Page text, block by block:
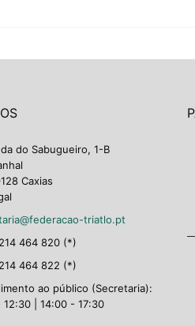
do Sabugueiro, 1-B
Caxias
triatlo.pt
464 820 (*)
464 822 (*)
ao público (Secretaria):
| 14:00 - 17:30